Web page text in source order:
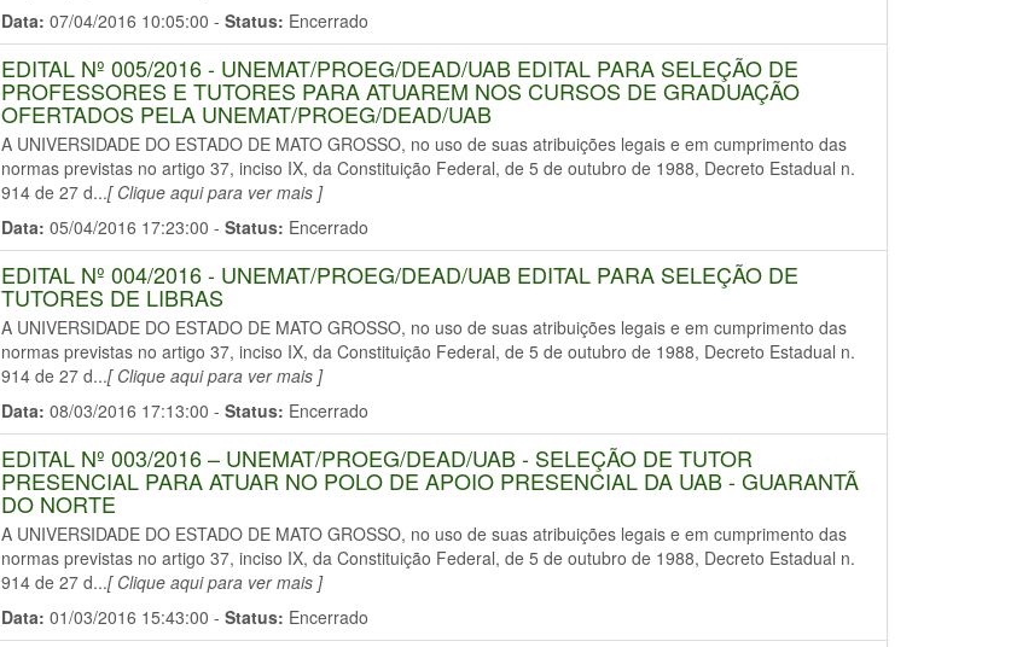
Data: 07/04/2016 10:05:00 - Status: Encerrado
EDITAL Nº 005/2016 - UNEMAT/PROEG/DEAD/UAB EDITAL PARA SELEÇÃO DE
PROFESSORES E TUTORES PARA ATUAREM NOS CURSOS DE GRADUAÇÃO
OFERTADOS PELA UNEMAT/PROEG/DEAD/UAB
A UNIVERSIDADE DO ESTADO DE MATO GROSSO, no uso de suas atribuições legais e em cumprimento das
normas previstas no artigo 37, inciso IX, da Constituição Federal, de 5 de outubro de 1988, Decreto Estadual n.
914 de 27 d...[ Clique aqui para ver mais ]
Data: 05/04/2016 17:23:00 - Status: Encerrado
EDITAL Nº 004/2016 - UNEMAT/PROEG/DEAD/UAB EDITAL PARA SELEÇÃO DE
TUTORES DE LIBRAS
A UNIVERSIDADE DO ESTADO DE MATO GROSSO, no uso de suas atribuições legais e em cumprimento das
normas previstas no artigo 37, inciso IX, da Constituição Federal, de 5 de outubro de 1988, Decreto Estadual n.
914 de 27 d...[ Clique aqui para ver mais ]
Data: 08/03/2016 17:13:00 - Status: Encerrado
EDITAL Nº 003/2016 – UNEMAT/PROEG/DEAD/UAB - SELEÇÃO DE TUTOR
PRESENCIAL PARA ATUAR NO POLO DE APOIO PRESENCIAL DA UAB - GUARANTÃ
DO NORTE
A UNIVERSIDADE DO ESTADO DE MATO GROSSO, no uso de suas atribuições legais e em cumprimento das
normas previstas no artigo 37, inciso IX, da Constituição Federal, de 5 de outubro de 1988, Decreto Estadual n.
914 de 27 d...[ Clique aqui para ver mais ]
Data: 01/03/2016 15:43:00 - Status: Encerrado